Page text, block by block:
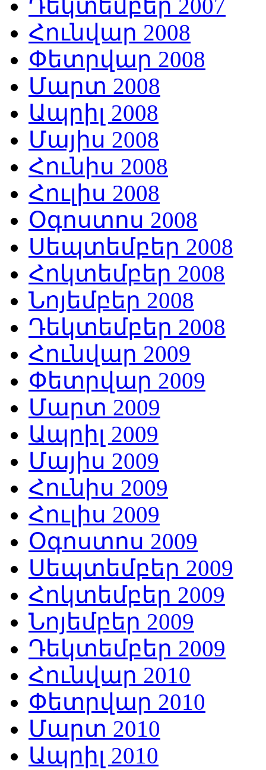
Դեկտեմբեր 2007
Հունվար 2008
Փետրվար 2008
Մարտ 2008
Ապրիլ 2008
Մայիս 2008
Հունիս 2008
Հուլիս 2008
Օգոստոս 2008
Սեպտեմբեր 2008
Հոկտեմբեր 2008
Նոյեմբեր 2008
Դեկտեմբեր 2008
Հունվար 2009
Փետրվար 2009
Մարտ 2009
Ապրիլ 2009
Մայիս 2009
Հունիս 2009
Հուլիս 2009
Օգոստոս 2009
Սեպտեմբեր 2009
Հոկտեմբեր 2009
Նոյեմբեր 2009
Դեկտեմբեր 2009
Հունվար 2010
Փետրվար 2010
Մարտ 2010
Ապրիլ 2010